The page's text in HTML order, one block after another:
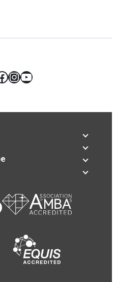
Instagram
YouTube